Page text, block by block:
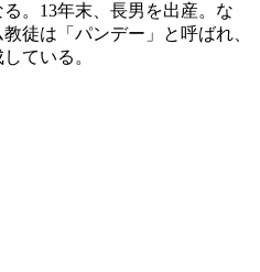
。13年末、長男を出産。な
徒は「パンデー」と呼ばれ、
ている。